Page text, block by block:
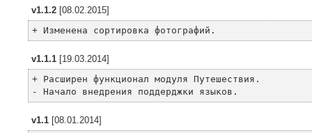
v1.1.2 [08.02.2015]
+ Изменена сортировка фотографий.
v1.1.1 [19.03.2014]
+ Расширен функционал модуля Путешествия.
- Начало внедрения поддерджки языков.
v1.1 [08.01.2014]